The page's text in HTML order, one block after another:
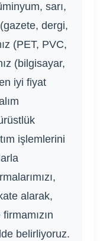
sarı,
dergi,
(PET, PVC,
(bilgisayar,
iyi fiyat
işlemlerini
alarak,
belirliyoruz.